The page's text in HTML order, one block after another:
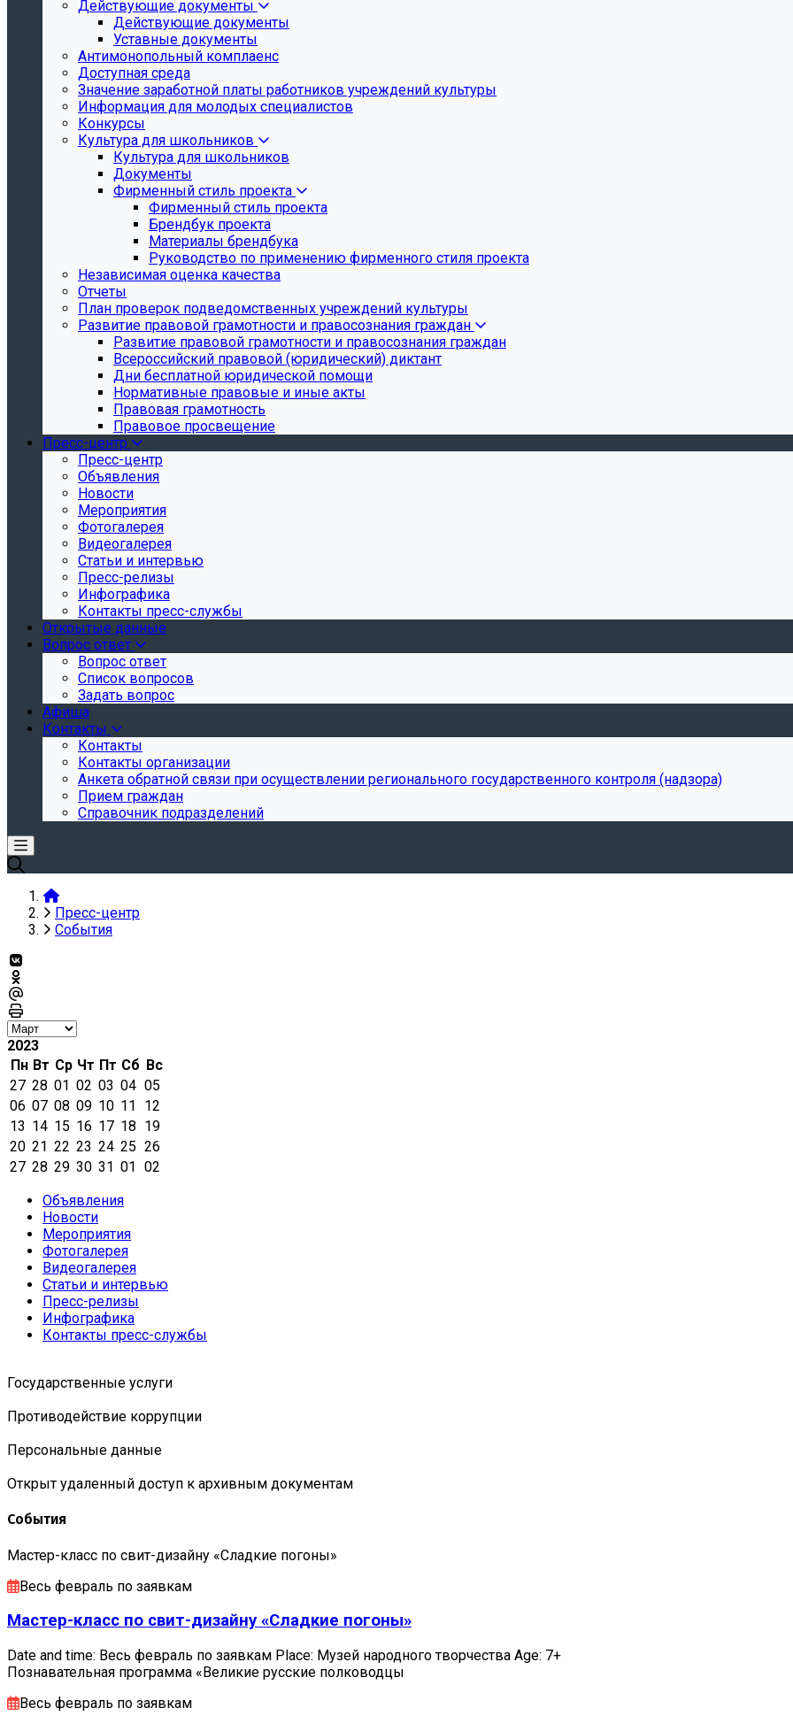
Действующие документы
Действующие документы
Уставные документы
Антимонопольный комплаенс
Доступная среда
Значение заработной платы работников учреждений культуры
Информация для молодых специалистов
Конкурсы
Культура для школьников
Культура для школьников
Документы
Фирменный стиль проекта
Фирменный стиль проекта
Брендбук проекта
Материалы брендбука
Руководство по применению фирменного стиля проекта
Независимая оценка качества
Отчеты
План проверок подведомственных учреждений культуры
Развитие правовой грамотности и правосознания граждан
Развитие правовой грамотности и правосознания граждан
Всероссийский правовой (юридический) диктант
Дни бесплатной юридической помощи
Нормативные правовые и иные акты
Правовая грамотность
Правовое просвещение
Пресс-центр
Пресс-центр
Объявления
Новости
Мероприятия
Фотогалерея
Видеогалерея
Статьи и интервью
Пресс-релизы
Инфографика
Контакты пресс-службы
Открытые данные
Вопрос ответ
Вопрос ответ
Список вопросов
Задать вопрос
Афиша
Контакты
Контакты
Контакты организации
Анкета обратной связи при осуществлении регионального государственного контроля (надзора)
Прием граждан
Справочник подразделений
Пресс-центр
События
2023
Пн Вт Ср Чт Пт Сб Вс
27 28 01 02 03 04 05
06 07 08 09 10 11
12
13 14 15 16 17 18 19
20 21 22 23 24 25 26
27 28 29 30 31 01 02
Объявления
Новости
Мероприятия
Фотогалерея
Видеогалерея
Статьи и интервью
Пресс-релизы
Инфографика
Контакты пресс-службы
Государственные услуги
Противодействие коррупции
Персональные данные
Открыт удаленный доступ к архивным документам
События
Мастер-класс по свит-дизайну «Сладкие погоны»
Весь февраль по заявкам
Мастер-класс по свит-дизайну «Сладкие погоны»
Date and time: Весь февраль по заявкам Place: Музей народного творчества Age: 7+
Познавательная программа «Великие русские полководцы
Весь февраль по заявкам